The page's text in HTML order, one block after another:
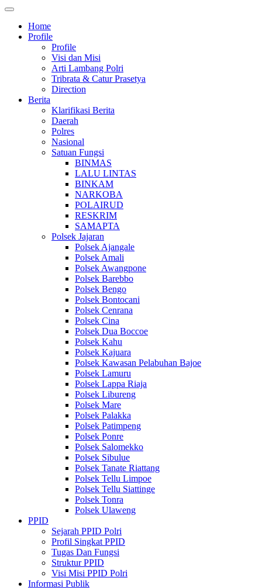
Home
Profile
Profile
Visi dan Misi
Arti Lambang Polri
Tribrata & Catur Prasetya
Direction
Berita
Klarifikasi Berita
Daerah
Polres
Nasional
Satuan Fungsi
BINMAS
LALU LINTAS
BINKAM
NARKOBA
POLAIRUD
RESKRIM
SAMAPTA
Polsek Jajaran
Polsek Ajangale
Polsek Amali
Polsek Awangpone
Polsek Barebbo
Polsek Bengo
Polsek Bontocani
Polsek Cenrana
Polsek Cina
Polsek Dua Boccoe
Polsek Kahu
Polsek Kajuara
Polsek Kawasan Pelabuhan Bajoe
Polsek Lamuru
Polsek Lappa Riaja
Polsek Libureng
Polsek Mare
Polsek Palakka
Polsek Patimpeng
Polsek Ponre
Polsek Salomekko
Polsek Sibulue
Polsek Tanate Riattang
Polsek Tellu Limpoe
Polsek Tellu Siattinge
Polsek Tonra
Polsek Ulaweng
PPID
Sejarah PPID Polri
Profil Singkat PPID
Tugas Dan Fungsi
Struktur PPID
Visi Misi PPID Polri
Informasi Publik